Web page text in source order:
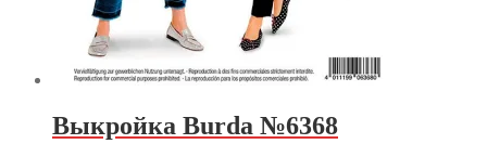
Выкройка Burda №6368